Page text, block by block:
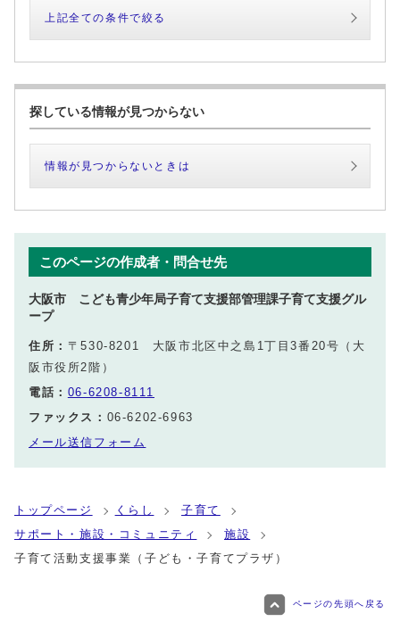
上記全ての条件で絞る
探している情報が見つからない
情報が見つからないときは
このページの作成者・問合せ先
大阪市 こども青少年局子育て支援部管理課子育て支援グル
ープ
住所： 〒530-8201 大阪市北区中之島1丁目3番20号（大
阪市役所2階）
電話： 06-6208-8111
ファックス： 06-6202-6963
メール送信フォーム
トップページ くらし
子育て
サポート・施設・コミュニティ
施設
子育て活動支援事業（子ども・子育てプラザ）
ページの先頭へ戻る